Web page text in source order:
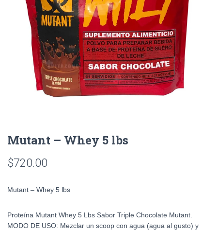
Mutant – Whey 5 lbs
$720.00
Mutant – Whey 5 lbs
Proteína Mutant Whey 5 Lbs Sabor Triple Chocolate Mutant.
MODO DE USO: Mezclar un scoop con agua (agua al gusto) y